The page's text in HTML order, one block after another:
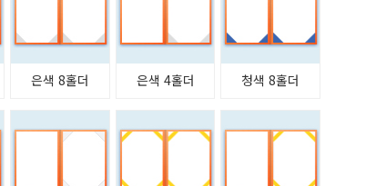
은색 8홀더 은색 4홀더 청색 8홀더